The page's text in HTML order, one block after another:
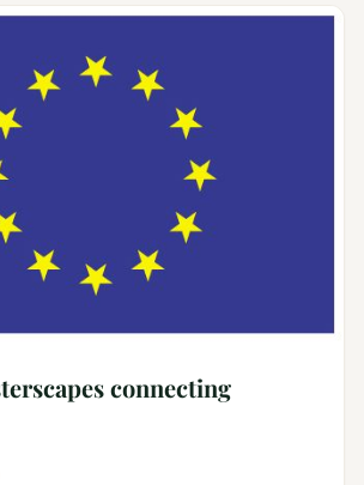
connecting